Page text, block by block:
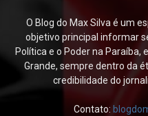
O Blog do Max Silva é um
objetivo principal informar
Política e o Poder na Paraíba,
Grande, sempre dentro da
credibilidade do
Contato: